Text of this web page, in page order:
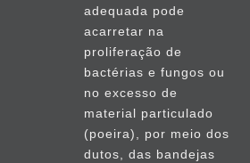
adequada pode
acarretar na
proliferação de
bactérias e fungos ou
no excesso de
material particulado
(poeira), por meio dos
dutos, das bandejas